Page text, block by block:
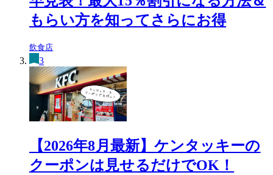
もらい方を知ってさらにお得
飲食店
3
【2026年8月最新】ケンタッキーの
クーポンは見せるだけでOK！